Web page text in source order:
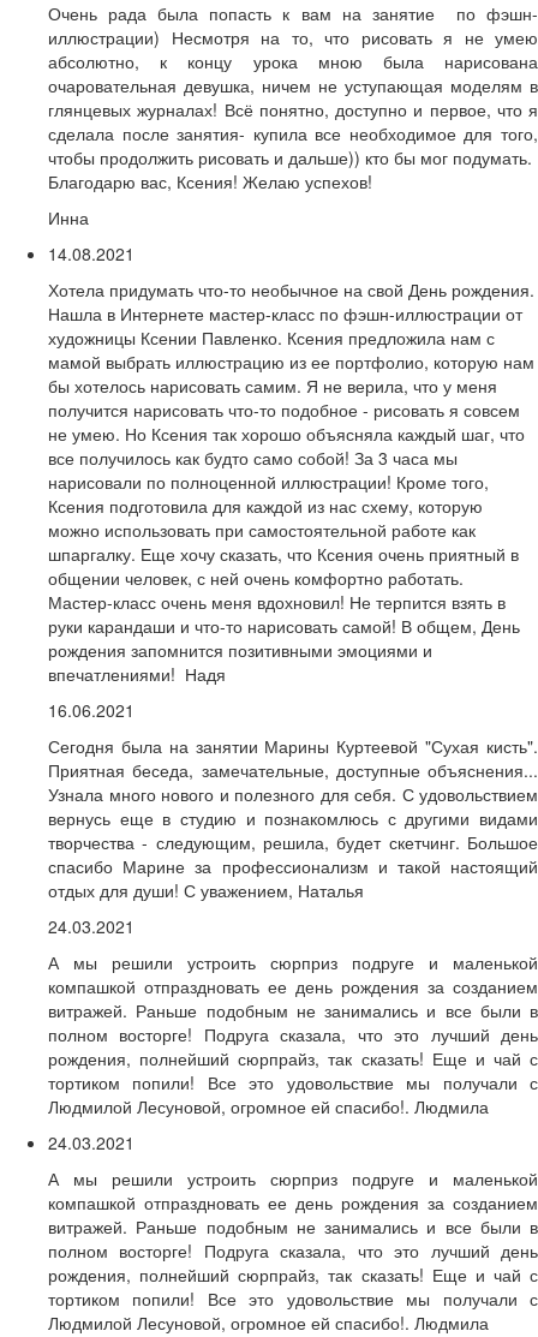
Очень рада была попасть к вам на занятие по фэшн-
иллюстрации) Несмотря на то, что рисовать я не умею
абсолютно, к концу урока мною была нарисована
очаровательная девушка, ничем не уступающая моделям в
глянцевых журналах! Всё понятно, доступно и первое, что я
сделала после занятия- купила все необходимое для того,
чтобы продолжить рисовать и дальше)) кто бы мог подумать.
Благодарю вас, Ксения! Желаю успехов!
Инна
14.08.2021
Хотела придумать что-то необычное на свой День рождения.
Нашла в Интернете мастер-класс по фэшн-иллюстрации от
художницы Ксении Павленко. Ксения предложила нам с
мамой выбрать иллюстрацию из ее портфолио, которую нам
бы хотелось нарисовать самим. Я не верила, что у меня
получится нарисовать что-то подобное - рисовать я совсем
не умею. Но Ксения так хорошо объясняла каждый шаг, что
все получилось как будто само собой! За 3 часа мы
нарисовали по полноценной иллюстрации! Кроме того,
Ксения подготовила для каждой из нас схему, которую
можно использовать при самостоятельной работе как
шпаргалку. Еще хочу сказать, что Ксения очень приятный в
общении человек, с ней очень комфортно работать.
Мастер-класс очень меня вдохновил! Не терпится взять в
руки карандаши и что-то нарисовать самой! В общем, День
рождения запомнится позитивными эмоциями и
впечатлениями! Надя
16.06.2021
Сегодня была на занятии Марины Куртеевой "Сухая кисть".
Приятная беседа, замечательные, доступные объяснения...
Узнала много нового и полезного для себя. С удовольствием
вернусь еще в студию и познакомлюсь с другими видами
творчества - следующим, решила, будет скетчинг. Большое
спасибо Марине за профессионализм и такой настоящий
отдых для души! С уважением, Наталья
24.03.2021
А мы решили устроить сюрприз подруге и маленькой
компашкой отпраздновать ее день рождения за созданием
витражей. Раньше подобным не занимались и все были в
полном восторге! Подруга сказала, что это лучший день
рождения, полнейший сюрпрайз, так сказать! Еще и чай с
тортиком попили! Все это удовольствие мы получали с
Людмилой Лесуновой, огромное ей спасибо!. Людмила
24.03.2021
А мы решили устроить сюрприз подруге и маленькой
компашкой отпраздновать ее день рождения за созданием
витражей. Раньше подобным не занимались и все были в
полном восторге! Подруга сказала, что это лучший день
рождения, полнейший сюрпрайз, так сказать! Еще и чай с
тортиком попили! Все это удовольствие мы получали с
Людмилой Лесуновой, огромное ей спасибо!. Людмила